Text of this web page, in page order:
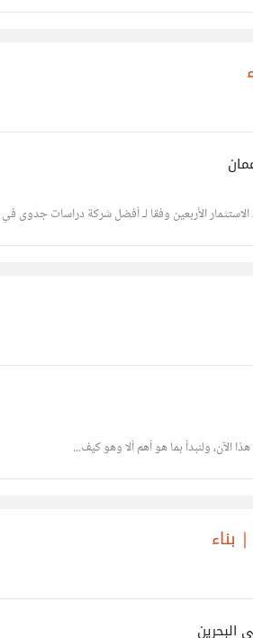
الأربعين وفقا لـ أفضل شركة دراسات جدوى
الآن، ولنبدأ بما هو أهم ألا وهو كيف...